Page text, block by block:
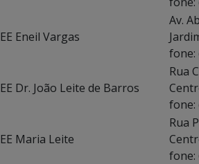
EE Eneil Vargas
Av.
fone:
EE Dr. João Leite de Barros
Rua
fone:
EE Maria Leite
Rua
fone: